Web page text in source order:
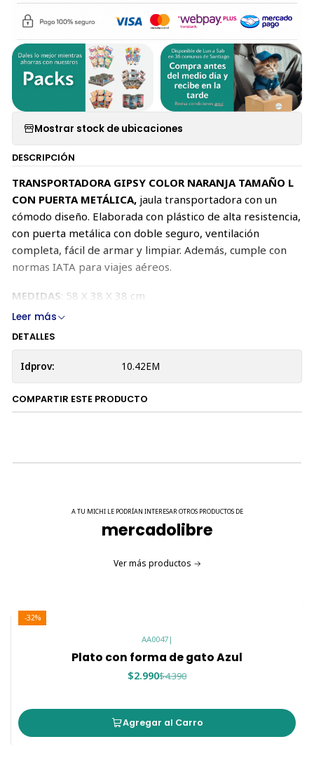
Mostrar stock de ubicaciones
DESCRIPCIÓN
TRANSPORTADORA GIPSY COLOR NARANJA TAMAÑO L
CON PUERTA METÁLICA,jaula transportadora con un
cómodo diseño. Elaborada con plástico de alta resistencia,
con puerta metálica con doble seguro, ventilación
completa, fácil de armar y limpiar. Además, cumple con
normas IATA para viajes aéreos.
MEDIDAS: 58 X 38 X 38 cm
Leer más
DETALLES
Idprov: 10.42EM
COMPARTIR ESTE PRODUCTO
A TU MICHI LE PODRÍAN INTERESAR OTROS PRODUCTOS DE
mercadolibre
Ver más productos
-32%
AA0047|
Plato con forma de gato Azul
$2.990$4.390
Agregar al Carro